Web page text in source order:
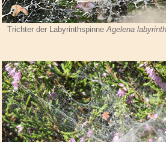
Trichter der Labyrinthspinne Agelena